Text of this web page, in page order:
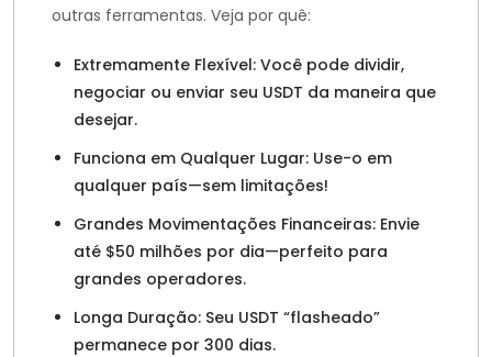
outras ferramentas. Veja por quê:
Extremamente Flexível: Você pode dividir,
negociar ou enviar seu USDT da maneira que
desejar.
Funciona em Qualquer Lugar: Use-o em
qualquer país—sem limitações!
Grandes Movimentações Financeiras: Envie
até $50 milhões por dia—perfeito para
grandes operadores.
Longa Duração: Seu USDT “flasheado”
permanece por 300 dias.